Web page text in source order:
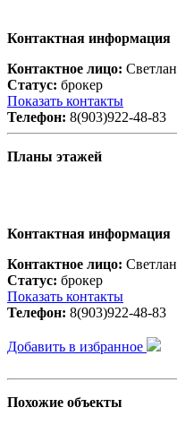
Контактная информация
Контактное лицо:
Статус: брокер
Показать контакты
Телефон: 8(903)922-48-83
Планы этажей
Контактная информация
Контактное лицо:
Статус: брокер
Показать контакты
Телефон: 8(903)922-48-83
Добавить в избранное
Похожие объекты